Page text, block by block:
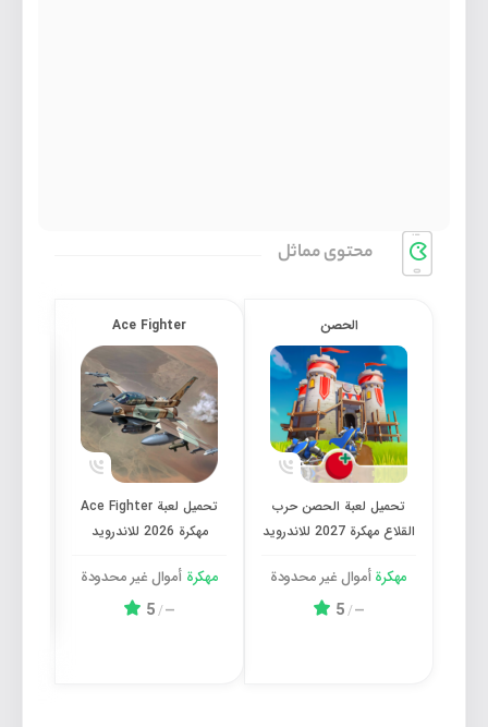
محتوی مماثل
الحصن
تحميل لعبة الحصن حرب القلاع مهكرة 2027 للاندرويد
تحميل لعبة الحصن حرب
القلاع مهكرة 2027 للاندرويد
مهكرةأموال غیر محدودة
—
/
5
Ace Fighter
تحميل لعبة Ace Fighter مهكرة 2026 للاندرويد
تحميل لعبة Ace Fighter
مهكرة 2026 للاندرويد
مهكرةأموال غیر محدودة
—
/
5